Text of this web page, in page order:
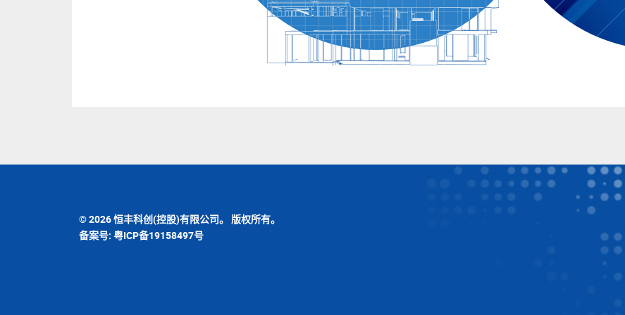
© 2026 恒丰科创(控股)有限公司。 版权所有。
备案号: 粤ICP备19158497号